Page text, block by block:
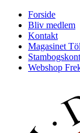
Forside
Bliv medlem
Kontakt
Magasinet
Webshop